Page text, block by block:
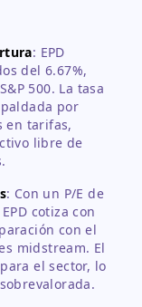
: EPD
del 6.67%,
500. La tasa
por
en tarifas,
libre de
: Con un P/E de
cotiza con
con el
midstream. El
el sector, lo